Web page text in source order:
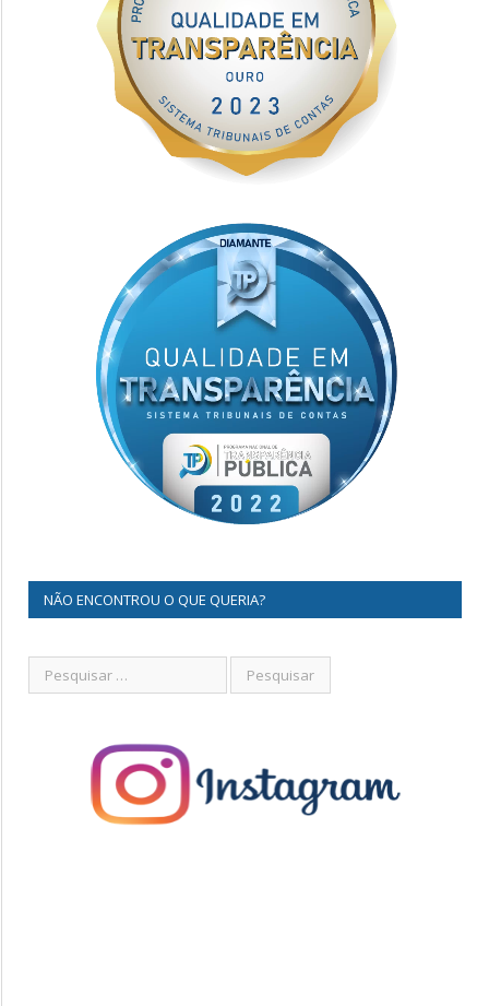
NÃO ENCONTROU O QUE QUERIA?